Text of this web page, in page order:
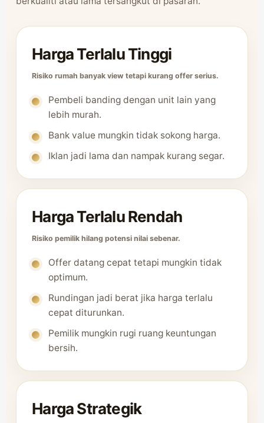
Harga Terlalu Tinggi
Risiko rumah banyak view tetapi kurang offer serius.
Pembeli banding dengan unit lain yang
lebih murah.
Bank value mungkin tidak sokong harga.
Iklan jadi lama dan nampak kurang segar.
Harga Terlalu Rendah
Risiko pemilik hilang potensi nilai sebenar.
Offer datang cepat tetapi mungkin tidak
optimum.
Rundingan jadi berat jika harga terlalu
cepat diturunkan.
Pemilik mungkin rugi ruang keuntungan
bersih.
Harga Strategik